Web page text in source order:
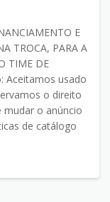
E
TROCA, PARA A
TIME DE
Aceitamos usado
o direito
mudar o anúncio
de catálogo